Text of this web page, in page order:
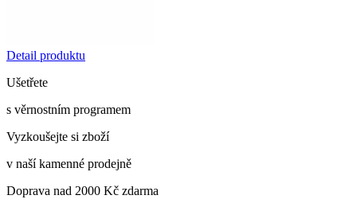
Detail produktu
Ušetřete
s věrnostním programem
Vyzkoušejte si zboží
v naší kamenné prodejně
Doprava nad 2000 Kč zdarma